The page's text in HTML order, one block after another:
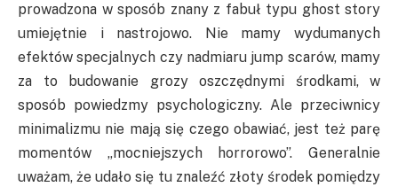
prowadzona w sposób znany z fabuł typu ghost story
umiejętnie i nastrojowo. Nie mamy wydumanych
efektów specjalnych czy nadmiaru jump scarów, mamy
za to budowanie grozy oszczędnymi środkami, w
sposób powiedzmy psychologiczny. Ale przeciwnicy
minimalizmu nie mają się czego obawiać, jest też parę
momentów „mocniejszych horrorowo”. Generalnie
uważam, że udało się tu znaleźć złoty środek pomiędzy